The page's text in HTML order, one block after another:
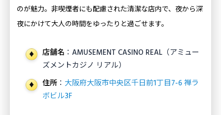
のが魅力。非喫煙者にも配慮された清潔な店内で、夜から深
夜にかけて大人の時間をゆったりと過ごせます。
店舗名 ：AMUSEMENT CASINO REAL（アミュー
ズメントカジノ リアル）
住所 ： 大阪府大阪市中央区千日前1丁目7-6 禅ラ
ボビル3F